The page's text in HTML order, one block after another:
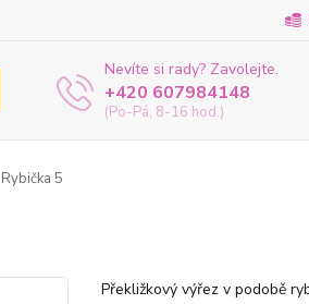
Nevíte si rady? Zavolejte.
+420 607984148
(Po-Pá, 8-16 hod.)
Rybička 5
Překližkový výřez v podobě